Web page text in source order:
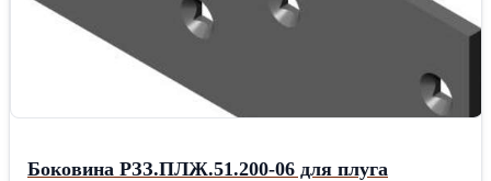
Боковина РЗЗ.ПЛЖ.51.200-06 для плуга